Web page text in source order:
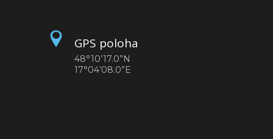
GPS poloha
48°10’17.0”N
17°04’08.0”E